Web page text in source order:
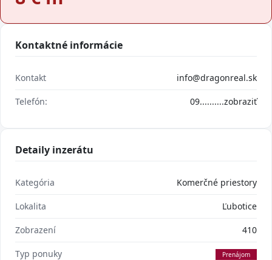
Kontaktné informácie
Kontakt info@dragonreal.sk
Telefón: 09..........zobraziť
Detaily inzerátu
Kategória Komerčné priestory
Lokalita Ľubotice
Zobrazení 410
Typ ponuky Prenájom